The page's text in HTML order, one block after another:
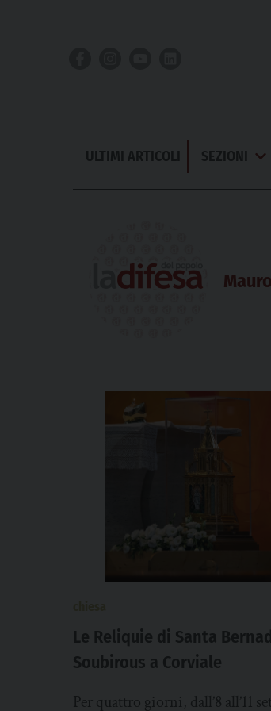
ULTIMI ARTICOLI SEZIONI
Le Reliquie di Santa
Soubirous a Corviale
Per quattro giorni, dall’8 all’11